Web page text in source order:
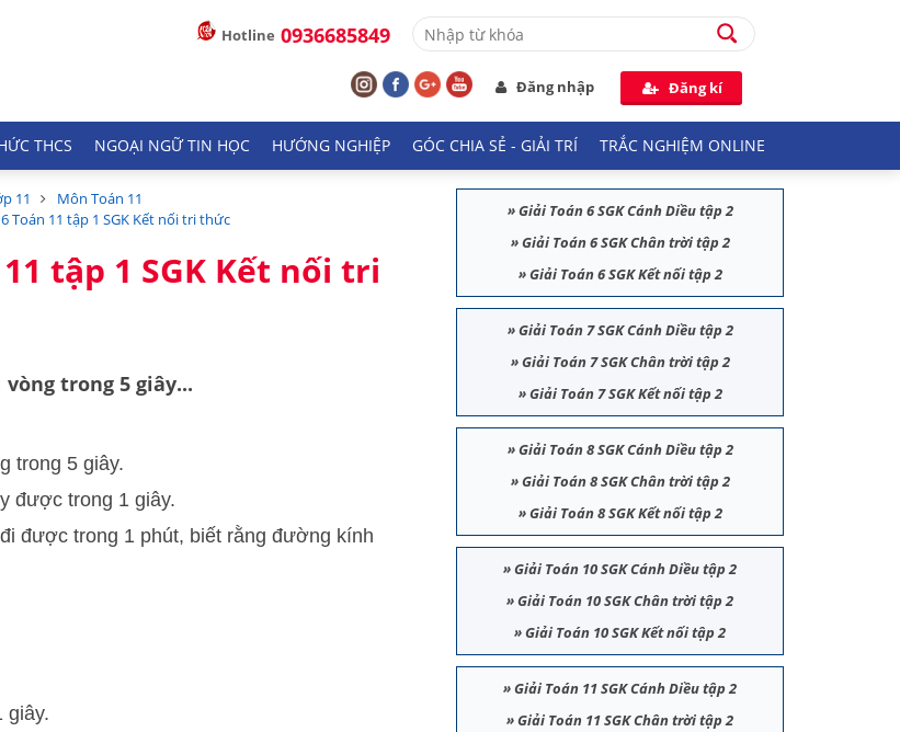
Hotline 0936685849
Đăng nhập Đăng kí
THCS NGOẠI NGỮ TIN HỌC HƯỚNG NGHIỆP GÓC CHIA SẺ - GIẢI TRÍ TRẮC NGHIỆM ONLINE
11
Môn Toán 11
Toán 11 tập 1 SGK Kết nối tri thức
tập 1 SGK Kết nối tri
trong 5 giây...
trong 5 giây.
được trong 1 giây.
được trong 1 phút, biết rằng đường kính
giây.
»Giải Toán 6 SGK Cánh Diều tập 2
»Giải Toán 6 SGK Chân trời tập 2
»Giải Toán 6 SGK Kết nối tập 2
»Giải Toán 7 SGK Cánh Diều tập 2
»Giải Toán 7 SGK Chân trời tập 2
»Giải Toán 7 SGK Kết nối tập 2
»Giải Toán 8 SGK Cánh Diều tập 2
»Giải Toán 8 SGK Chân trời tập 2
»Giải Toán 8 SGK Kết nối tập 2
»Giải Toán 10 SGK Cánh Diều tập 2
»Giải Toán 10 SGK Chân trời tập 2
»Giải Toán 10 SGK Kết nối tập 2
»Giải Toán 11 SGK Cánh Diều tập 2
»Giải Toán 11 SGK Chân trời tập 2